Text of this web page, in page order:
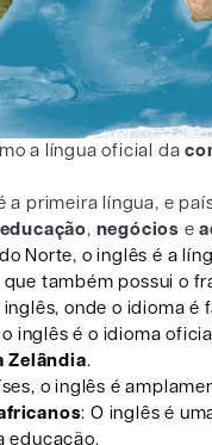
a língua oficial da
a primeira língua, e
educação, negócios e
Norte, o inglês é a
que também possui o
inglês, onde o idioma é
o inglês é o idioma
Zelândia.
o inglês é
: O inglês é
educação.